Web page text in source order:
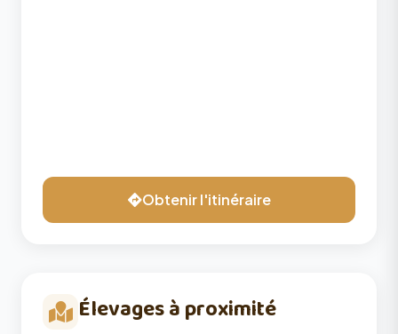
Obtenir l'itinéraire
Élevages à proximité